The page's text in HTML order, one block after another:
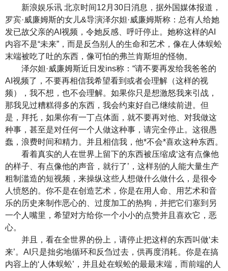
新浪娱乐讯 北京时间12月30日消息，据外国媒体报道，
罗宾·威廉姆斯的女儿&导演泽尔妲·威廉姆斯称：总有人给她
发已故父亲的AI视频，令她反感、呼吁停止。她称这样的AI
内容不是“未来”，而是反刍别人的生命和艺术，像在人体蜈蚣
末端被吃了吐的东西，像可怕的弗兰肯斯坦的怪物。
泽尔妲·威廉姆斯近日发ins称：“请不要再发给我爸爸的
AI视频了，不要再相信我希望看到或者会理解（这样的视
频），我不想，也不会理解。如果你只是想激怒我来引战，
那我见过糟糕得多的东西，我会约束好自己继续前进。但
是，拜托，如果你有一丁点体面，就不要再对他、对我做这
种事，甚至是对任何一个人做这种事，请完全停止。这很愚
蠢，浪费时间和精力。并且相信我，他*不会*喜欢这种东西。
看着真实的人在世界上留下的东西被压缩成‘这有点像他
的样子、有点像他的声音，就行了’，这样别的人能大量生产
粗制滥造的短视频，来操纵这些人想做什么做什么，是很令
人愤怒的。你不是在创造艺术，你是在用人命、用艺术和音
乐的历史来制作恶心的、过度加工的热狗，并把它们塞到另
一个人嘴里，希望对方给你一个小小的点赞并且喜欢它，恶
心。
并且，看在全世界的份上，请停止把这样的东西叫做‘未
来’。AI只是拙劣地循环和反刍过去，供再度消耗。你是在搞
内容上的‘人体蜈蚣’，并且处在蜈蚣的最最末端，而前端的人